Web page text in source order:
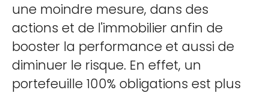
une moindre mesure, dans des
actions et de l'immobilier anfin de
booster la performance et aussi de
diminuer le risque. En effet, un
portefeuille 100% obligations est plus